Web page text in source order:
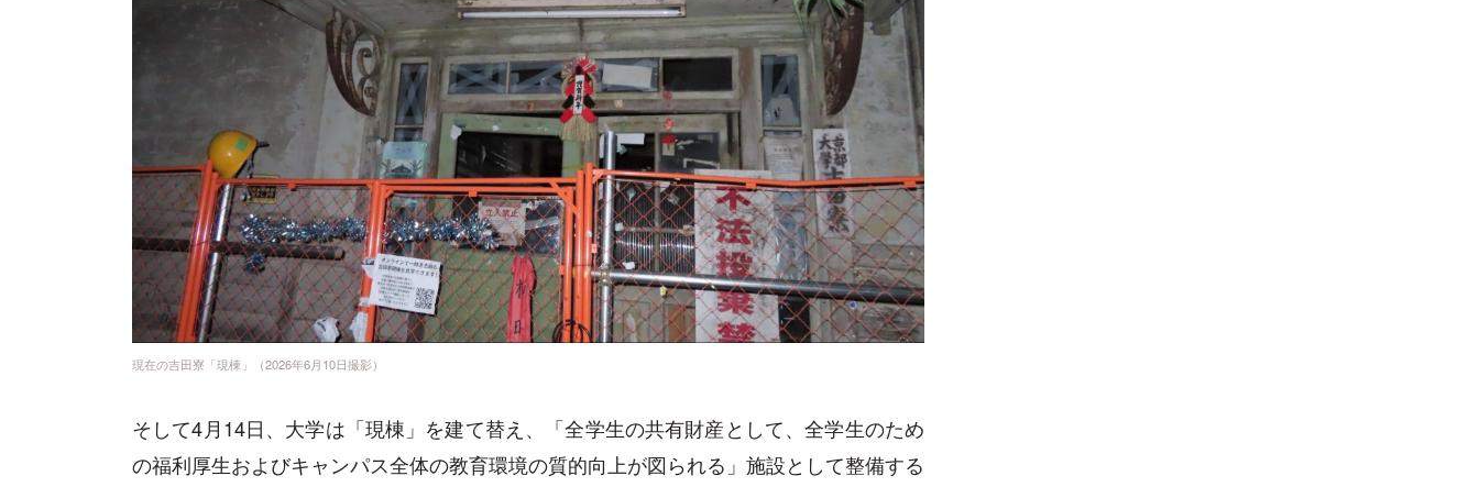
現在の吉田寮「現棟」（2026年6月10日撮影）
そして4月14日、大学は「現棟」を建て替え、「全学生の共有財産として、全学生のため
の福利厚生およびキャンパス全体の教育環境の質的向上が図られる」施設として整備する